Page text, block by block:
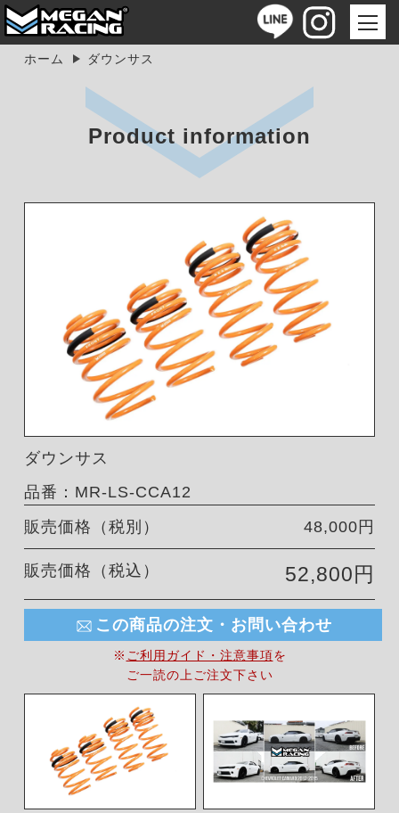
ホーム ダウンサス
Product information
ダウンサス
品番：MR-LS-CCA12
販売価格（税別）
48,000円
販売価格（税込） 52,800円
この商品の注文・お問い合わせ
※ ご利用ガイド・注意事項を
ご一読の上ご注文下さい